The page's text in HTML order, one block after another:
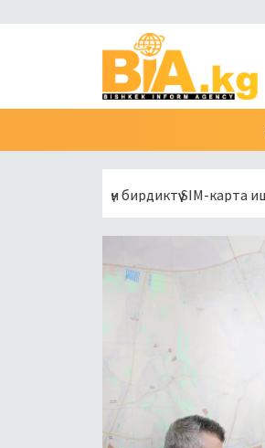
үчүн бирдиктүү SIM-карта ишке кирет